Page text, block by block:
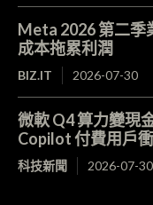
Meta 2026 第二
成本拖累利潤
BIZ.IT 2026-07-30
微軟 Q4 算力變現
Copilot 付費用戶
科技新聞 2026-07-30